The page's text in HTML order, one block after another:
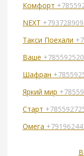
Комфорт
NEXT
Такси Поехали
Ваше
Шафран
Яркий мир
Старт
Омега